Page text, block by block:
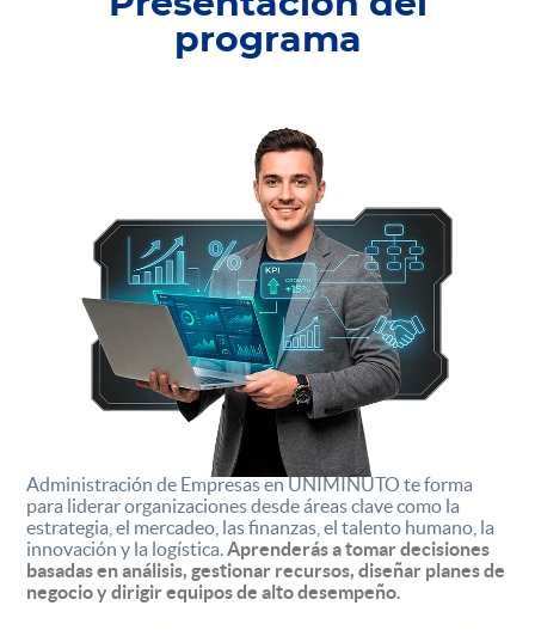
programa
Administración de Empresas en UNIMINUTO te forma
para liderar organizaciones desde áreas clave como la
estrategia, el mercadeo, las finanzas, el talento humano, la
innovación y la logística.Aprenderás a tomar decisiones
basadas en análisis, gestionar recursos, diseñar planes de
negocio y dirigir equipos de alto desempeño.